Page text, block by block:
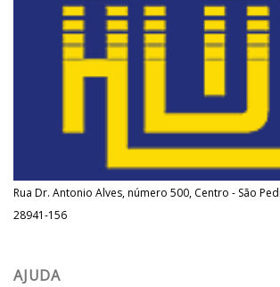
Rua Dr. Antonio Alves, número 500, Centro - São
28941-156
AJUDA